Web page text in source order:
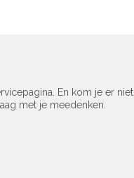
En kom je er niet
met je meedenken.